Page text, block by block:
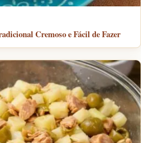
Cremoso e Fácil de Fazer